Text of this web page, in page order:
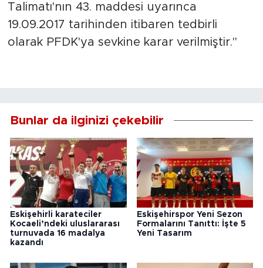
Talimatı'nın 43. maddesi uyarınca
19.09.2017 tarihinden itibaren tedbirli
olarak PFDK'ya sevkine karar verilmiştir."
Bunlar da ilginizi çekebilir
Eskişehirli karateciler
Kocaeli’ndeki uluslararası
turnuvada 16 madalya
kazandı
Eskişehirspor Yeni Sezon
Formalarını Tanıttı: İşte 5
Yeni Tasarım